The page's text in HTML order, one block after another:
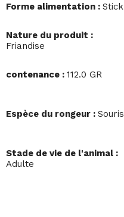
Forme alimentation : Stick
Nature du produit :
Friandise
contenance : 112.0 GR
Espèce du rongeur : Souris
Stade de vie de l'animal :
Adulte